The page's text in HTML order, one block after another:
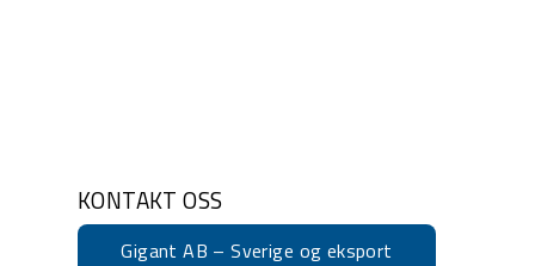
KONTAKT OSS
Gigant AB – Sverige og eksport